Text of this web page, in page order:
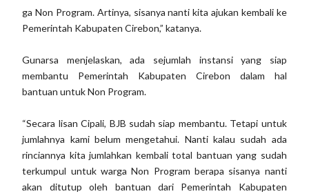
ga Non Program. Artinya, sisanya nanti kita ajukan kembali ke
Pemerintah Kabupaten Cirebon,” katanya.
Gunarsa menjelaskan, ada sejumlah instansi yang siap
membantu Pemerintah Kabupaten Cirebon dalam hal
bantuan untuk Non Program.
“Secara lisan Cipali, BJB sudah siap membantu. Tetapi untuk
jumlahnya kami belum mengetahui. Nanti kalau sudah ada
rinciannya kita jumlahkan kembali total bantuan yang sudah
terkumpul untuk warga Non Program berapa sisanya nanti
akan ditutup oleh bantuan dari Pemerintah Kabupaten